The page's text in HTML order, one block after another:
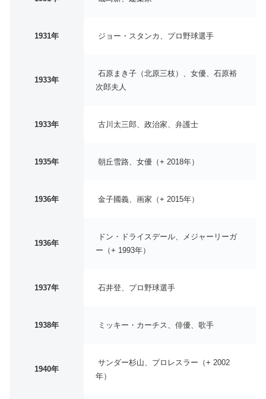
1931年 ジョー・スタンカ、プロ野球選手
1933年
石原まき子（北原三枝）、女優、石原裕
次郎夫人
1933年 古川太三郎、政治家、弁護士
1935年 朝丘雪路、女優（+ 2018年）
1936年 金子國義、画家（+ 2015年）
1936年
ドン・ドライスデール、メジャーリーガ
ー（+ 1993年）
1937年 石井登、プロ野球選手
1938年 ミッキー・カーチス、俳優、歌手
1940年
サンダー杉山、プロレスラー（+ 2002
年）